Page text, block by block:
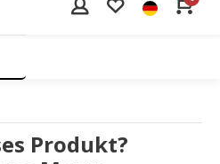
Produkt?